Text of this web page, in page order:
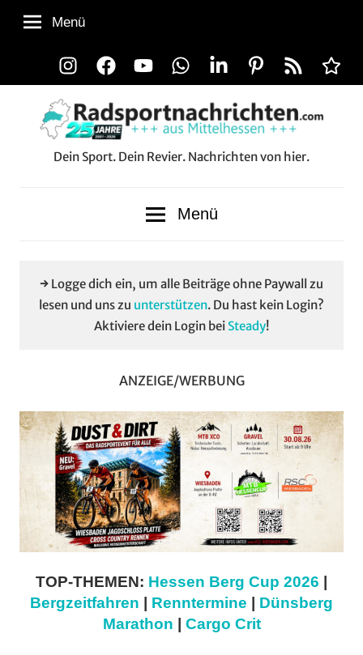
Zum
Inhalt
InstagramFacebookYouTubeWhatsAppLinkedInPinterest
RSS-
Feed
Alle
Menü
Dein Sport. Dein Revier. Nachrichten von hier.
Menü
→ Logge dich ein, um alle Beiträge ohne Paywall zu
lesen und uns zu unterstützen. Du hast kein Login?
Aktiviere dein Login bei Steady!
ANZEIGE/WERBUNG
TOP-THEMEN: Hessen Berg Cup 2026 |
Bergzeitfahren | Renntermine | Dünsberg
Marathon | Cargo Crit